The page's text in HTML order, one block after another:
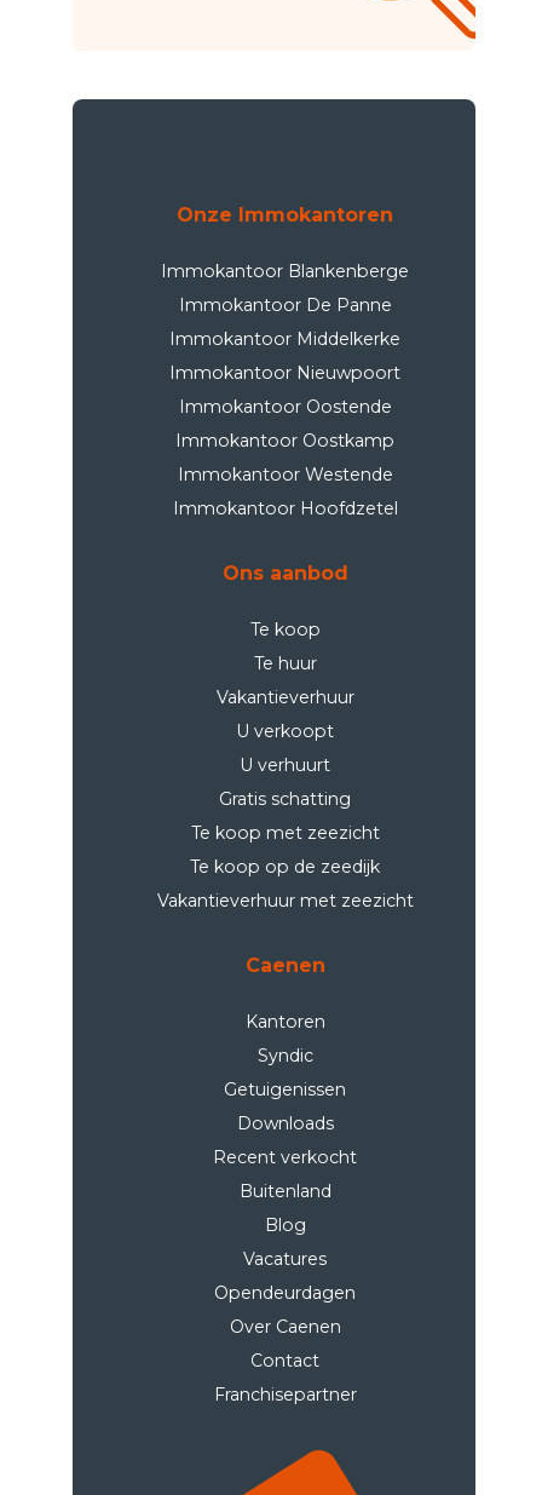
Onze Immokantoren
Immokantoor Blankenberge
Immokantoor De Panne
Immokantoor Middelkerke
Immokantoor Nieuwpoort
Immokantoor Oostende
Immokantoor Oostkamp
Immokantoor Westende
Immokantoor Hoofdzetel
Ons aanbod
Te koop
Te huur
Vakantieverhuur
U verkoopt
U verhuurt
Gratis schatting
Te koop met zeezicht
Te koop op de zeedijk
Vakantieverhuur met zeezicht
Caenen
Kantoren
Syndic
Getuigenissen
Downloads
Recent verkocht
Buitenland
Blog
Vacatures
Opendeurdagen
Over Caenen
Contact
Franchisepartner